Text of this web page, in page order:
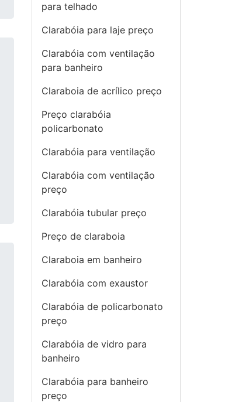
para telhado
Clarabóia para laje preço
Clarabóia com ventilação
para banheiro
Claraboia de acrílico preço
Preço clarabóia
policarbonato
Clarabóia para ventilação
Clarabóia com ventilação
preço
Clarabóia tubular preço
Preço de claraboia
Claraboia em banheiro
Clarabóia com exaustor
Clarabóia de policarbonato
preço
Clarabóia de vidro para
banheiro
Clarabóia para banheiro
preço